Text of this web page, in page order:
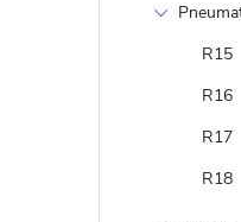
R15
R16
R17
R18